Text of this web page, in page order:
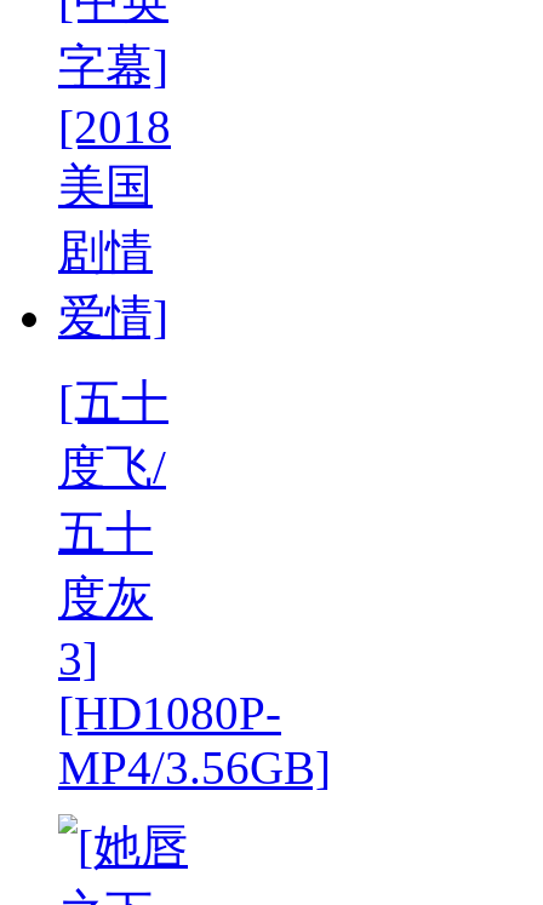
[五十
度飞/
五十
度灰
3]
[HD1080P-
MP4/3.56GB]